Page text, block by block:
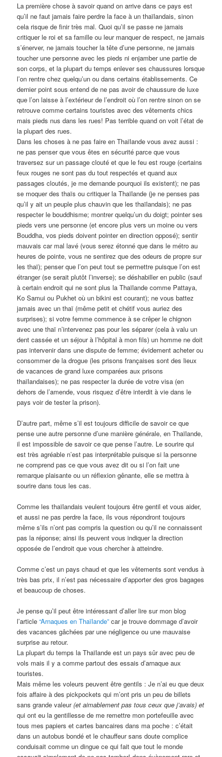
La première chose à savoir quand on arrive dans ce pays est
qu’il ne faut jamais faire perdre la face à un thaïlandais, sinon
cela risque de finir très mal. Quoi qu’il se passe ne jamais
critiquer le roi et sa famille ou leur manquer de respect, ne jamais
s’énerver, ne jamais toucher la tête d’une personne, ne jamais
toucher une personne avec les pieds ni enjamber une partie de
son corps, et la plupart du temps enlever ses chaussures lorsque
l’on rentre chez quelqu’un ou dans certains établissements. Ce
dernier point sous entend de ne pas avoir de chaussure de luxe
que l’on laisse à l’extérieur de l’endroit où l’on rentre sinon on se
retrouve comme certains touristes avec des vêtements chics
mais pieds nus dans les rues! Pas terrible quand on voit l’état de
la plupart des rues.
Dans les choses à ne pas faire en Thaïlande vous avez aussi :
ne pas penser que vous êtes en sécurité parce que vous
traversez sur un passage clouté et que le feu est rouge (certains
feux rouges ne sont pas du tout respectés et quand aux
passages cloutés, je me demande pourquoi ils existent); ne pas
se moquer des thaïs ou critiquer la Thaïlande (je ne penses pas
qu’il y ait un peuple plus chauvin que les thaïlandais); ne pas
respecter le bouddhisme; montrer quelqu’un du doigt; pointer ses
pieds vers une personne (et encore plus vers un moine ou vers
Bouddha, vos pieds doivent pointer en direction opposé); sentir
mauvais car mal lavé (vous serez étonné que dans le métro au
heures de pointe, vous ne sentirez que des odeurs de propre sur
les thaï); penser que l’on peut tout se permettre puisque l’on est
étranger (se serait plutôt l’inverse); se déshabiller en public (sauf
à certain endroit qui ne sont plus la Thaïlande comme Pattaya,
Ko Samui ou Pukhet où un bikini est courant); ne vous battez
jamais avec un thaï (même petit et chétif vous auriez des
surprises); si votre femme commence à se crêper le chignon
avec une thaï n’intervenez pas pour les séparer (cela à valu un
dent cassée et un séjour à l’hôpital à mon fils) un homme ne doit
pas intervenir dans une dispute de femme; évidement acheter ou
consommer de la drogue (les prisons françaises sont des lieux
de vacances de grand luxe comparées aux prisons
thaïlandaises); ne pas respecter la durée de votre visa (en
dehors de l’amende, vous risquez d’être interdit à vie dans le
pays voir de tester la prison).
D’autre part, même s’il est toujours difficile de savoir ce que
pense une autre personne d’une manière générale, en Thaïlande,
il est impossible de savoir ce que pense l’autre. Le sourire qui
est très agréable n’est pas interprétable puisque si la personne
ne comprend pas ce que vous avez dit ou si l’on fait une
remarque plaisante ou un réflexion gênante, elle se mettra à
sourire dans tous les cas.
Comme les thaïlandais veulent toujours être gentil et vous aider,
et aussi ne pas perdre la face, ils vous répondront toujours
même s’ils n’ont pas compris la question ou qu’il ne connaissent
pas la réponse; ainsi ils peuvent vous indiquer la direction
opposée de l’endroit que vous chercher à atteindre.
Comme c’est un pays chaud et que les vêtements sont vendus à
très bas prix, il n’est pas nécessaire d’apporter des gros bagages
et beaucoup de choses.
Je pense qu’il peut être intéressant d’aller lire sur mon blog
l’article“Arnaques en Thaïlande” car je trouve dommage d’avoir
des vacances gâchées par une négligence ou une mauvaise
surprise au retour.
La plupart du temps la Thaïlande est un pays sûr avec peu de
vols mais il y a comme partout des essais d’arnaque aux
touristes.
Mais même les voleurs peuvent être gentils : Je n’ai eu que deux
fois affaire à des pickpockets qui m’ont pris un peu de billets
sans grande valeur(et aimablement pas tous ceux que j’avais) et
qui ont eu la gentillesse de me remettre mon portefeuille avec
tous mes papiers et cartes bancaires dans ma poche : c’était
dans un autobus bondé et le chauffeur sans doute complice
conduisait comme un dingue ce qui fait que tout le monde